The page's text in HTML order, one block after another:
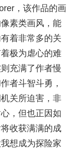
，该作品的画
素类画风，能
着非常多的关
极为虐心的难
充满了作者慢
者斗智斗勇，
关所迫害，非
，但也正因如
收获满满的成
想成为探险家